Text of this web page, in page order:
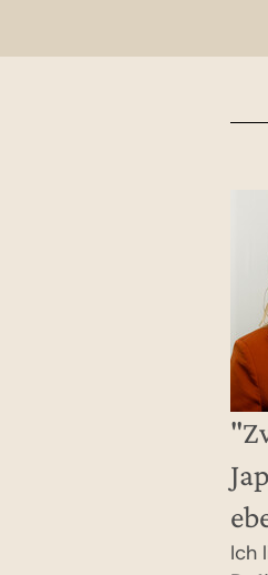
Ich